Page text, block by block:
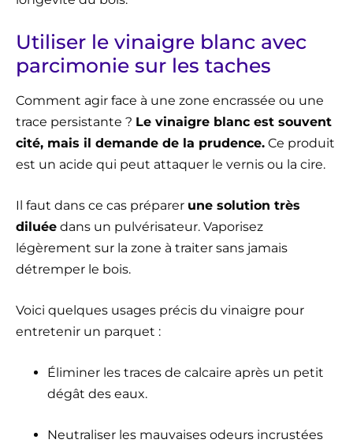
Utiliser le vinaigre blanc avec
parcimonie sur les taches
Comment agir face à une zone encrassée ou une
trace persistante ? Le vinaigre blanc est souvent
cité, mais il demande de la prudence. Ce produit
est un acide qui peut attaquer le vernis ou la cire.
Il faut dans ce cas préparer une solution très
diluée dans un pulvérisateur. Vaporisez
légèrement sur la zone à traiter sans jamais
détremper le bois.
Voici quelques usages précis du vinaigre pour
entretenir un parquet :
Éliminer les traces de calcaire après un petit
dégât des eaux.
Neutraliser les mauvaises odeurs incrustées